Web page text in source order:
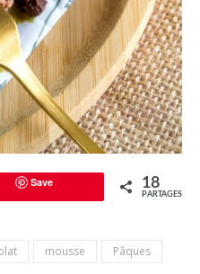
Save 18
PARTAGES
mousse
Pâques